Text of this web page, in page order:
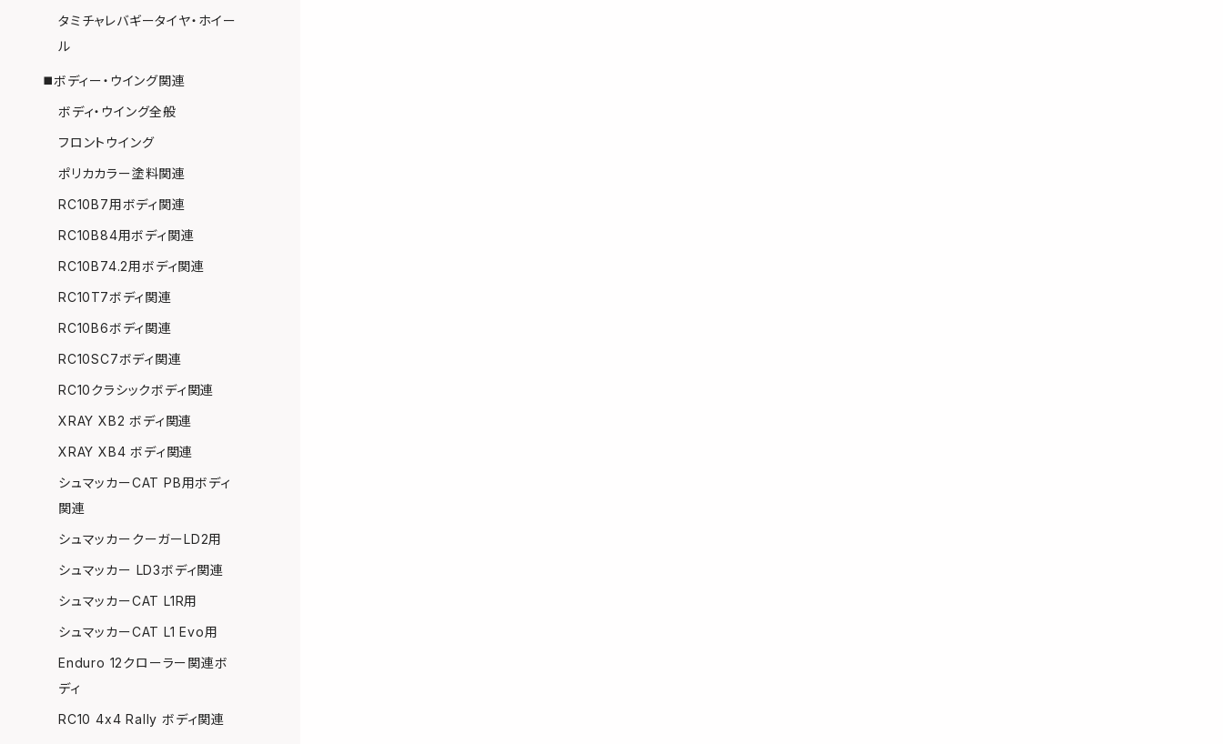
タミチャレバギータイヤ・ホイー
ル
◼️ボディー・ウイング関連
ボディ・ウイング全般
フロントウイング
ポリカカラー塗料関連
RC10B7用ボディ関連
RC10B84用ボディ関連
RC10B74.2用ボディ関連
RC10T7ボディ関連
RC10B6ボディ関連
RC10SC7ボディ関連
RC10クラシックボディ関連
XRAY XB2 ボディ関連
XRAY XB4 ボディ関連
シュマッカーCAT PB用ボディ
関連
シュマッカークーガーLD2用
シュマッカー LD3ボディ関連
シュマッカーCAT L1R用
シュマッカーCAT L1 Evo用
Enduro 12クローラー関連ボ
ディ
RC10 4x4 Rally ボディ関連